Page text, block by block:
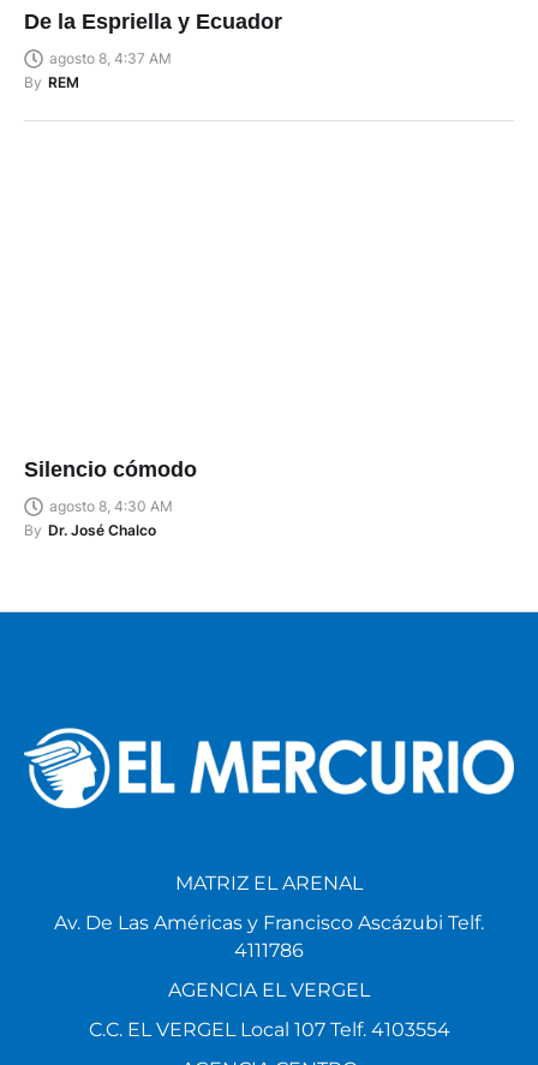
De la Espriella y Ecuador
agosto 8, 4:37 AM
By REM
Silencio cómodo
agosto 8, 4:30 AM
By Dr. José Chalco
MATRIZ EL ARENAL
Av. De Las Américas y Francisco Ascázubi Telf.
4111786
AGENCIA EL VERGEL
C.C. EL VERGEL Local 107 Telf. 4103554